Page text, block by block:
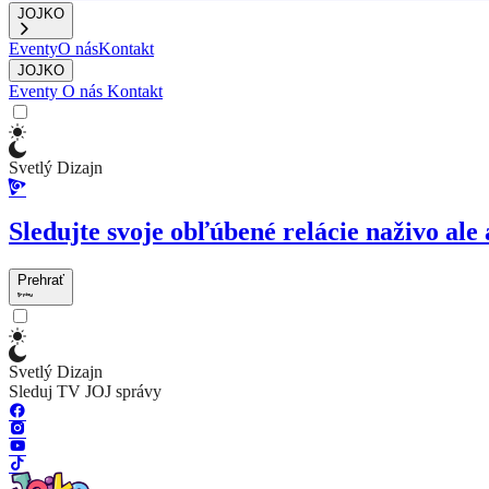
JOJKO
EventyO násKontakt
JOJKO
Eventy O nás Kontakt
Svetlý Dizajn
Sledujte svoje obľúbené relácie naživo
Prehrať
Svetlý Dizajn
Sleduj TV JOJ správy